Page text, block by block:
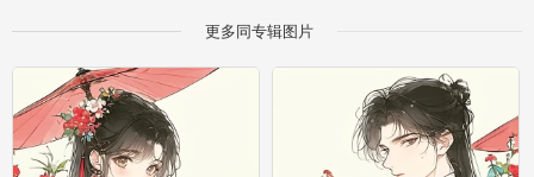
更多同专辑图片